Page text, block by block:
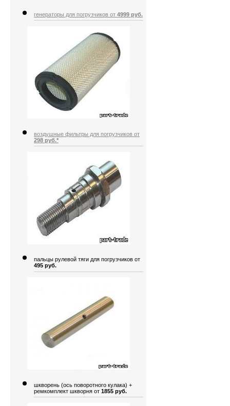
генераторы для погрузчиков от 4999 руб.
воздушные фильтры для погрузчиков от
298 руб.*
пальцы рулевой тяги для погрузчиков от
495 руб.
шкворень (ось поворотного кулака) +
ремкомплект шкворня от 1855 руб.